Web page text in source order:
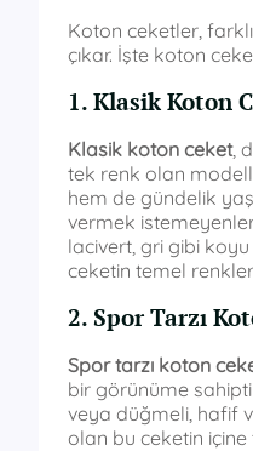
Koton ceketler,
çıkar. İşte koton
1. Klasik Koton
Klasik koton ceket,
tek renk olan
hem de gündelik
vermek
lacivert, gri gibi
ceketin temel
2. Spor Tarzı
Spor tarzı koton
bir görünüme
veya düğmeli, hafif
olan bu ceketin